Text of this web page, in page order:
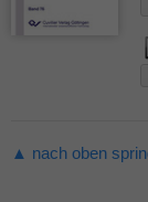
▲ nach oben